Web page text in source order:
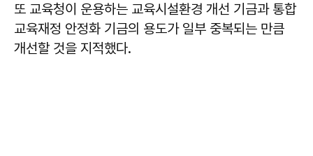
또 교육청이 운용하는 교육시설환경 개선 기금과 통합
교육재정 안정화 기금의 용도가 일부 중복되는 만큼
개선할 것을 지적했다.